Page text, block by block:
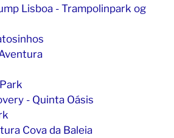
Lisboa - Trampolinpark og
- Quinta Oásis
Cova da Baleia